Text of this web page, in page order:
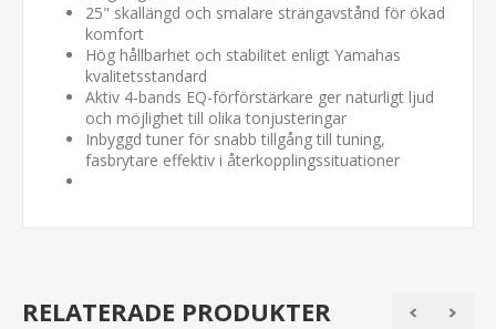
25" skallängd och smalare strängavstånd för ökad
komfort
Hög hållbarhet och stabilitet enligt Yamahas
kvalitetsstandard
Aktiv 4-bands EQ-förförstärkare ger naturligt ljud
och möjlighet till olika tonjusteringar
Inbyggd tuner för snabb tillgång till tuning,
fasbrytare effektiv i återkopplingssituationer
RELATERADE PRODUKTER